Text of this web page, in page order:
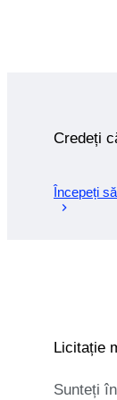
Credeți
Începeți
Licitație
Sunteți